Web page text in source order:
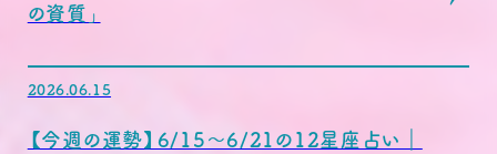
の資質」
2026.06.15
【今週の運勢】6/15〜6/21の12星座占い｜